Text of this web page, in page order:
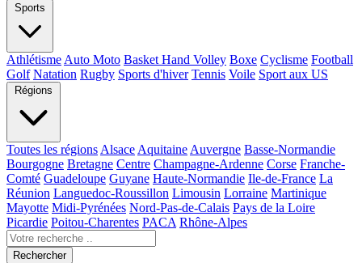
Sports
Athlétisme Auto Moto Basket Hand Volley Boxe Cyclisme Football
Golf Natation Rugby Sports d'hiver Tennis Voile Sport aux US
Régions
Toutes les régions Alsace Aquitaine Auvergne Basse-Normandie
Bourgogne Bretagne Centre Champagne-Ardenne Corse Franche-
Comté Guadeloupe Guyane Haute-Normandie Ile-de-France La
Réunion Languedoc-Roussillon Limousin Lorraine Martinique
Mayotte Midi-Pyrénées Nord-Pas-de-Calais Pays de la Loire
Picardie Poitou-Charentes PACA Rhône-Alpes
Rechercher